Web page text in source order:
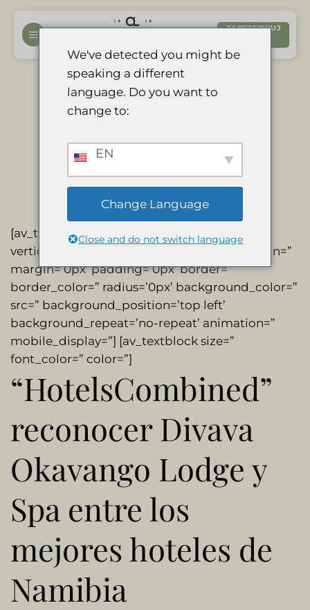
Przewiń
zawartości
ZAREZERWUJ
Certificado de
Excelencia 2017
[av_two_third first min_height=”
vertical_alignment=” space=” custom_margin=”
margin=’0px’ padding=’0px’ border=”
border_color=” radius=’0px’ background_color=”
src=” background_position=’top left’
background_repeat=’no-repeat’ animation=”
mobile_display=”] [av_textblock size=”
font_color=” color=”]
“HotelsCombined”
reconocer Divava
Okavango Lodge y
Spa entre los
mejores hoteles de
Namibia
We've detected you might be
speaking a different
language. Do you want to
change to:
EN
Change Language
Close and do not switch language